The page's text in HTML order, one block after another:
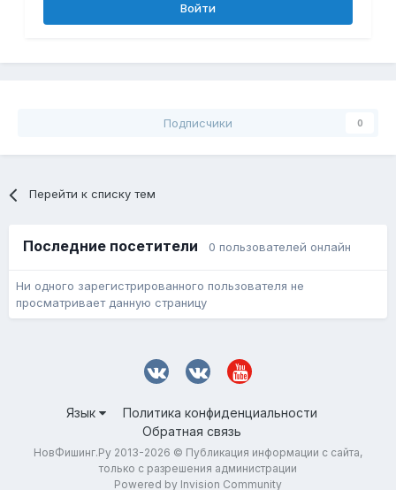
Войти
Подписчики 0
Перейти к списку тем
Последние посетители 0 пользователей онлайн
Ни одного зарегистрированного пользователя не
просматривает данную страницу
Язык
Политика конфиденциальности
Обратная связь
НовФишинг.Ру 2013-2026 © Публикация информации с сайта,
только с разрешения администрации
Powered by Invision Community